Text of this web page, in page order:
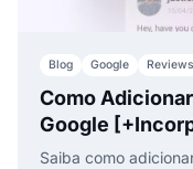
Blog Google Reviews
Como
Google
Saiba como